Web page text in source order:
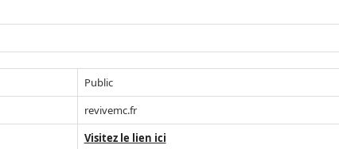
Public
revivemc.fr
Visitez le lien ici